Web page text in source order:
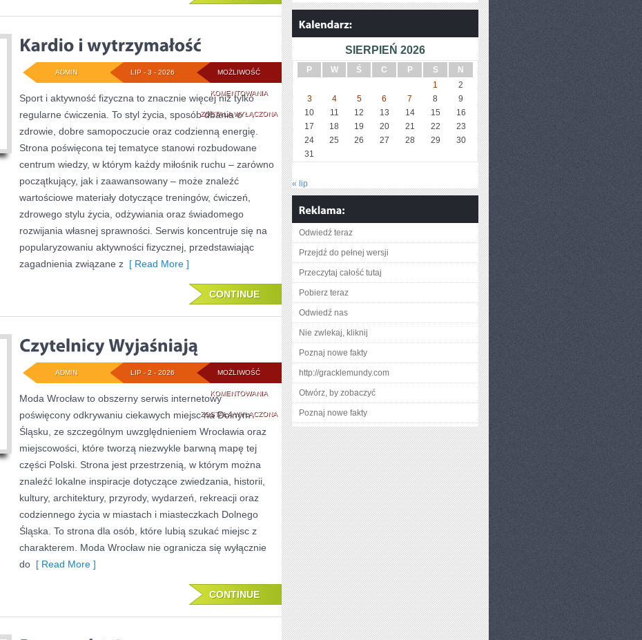
MOŻLIWOŚĆ
KOMENTOWANIAKARDIO
I
WYTRZYMAŁOŚĆ
ZOSTAŁA WYŁĄCZONA
LIP - 3 - 2026
ADMIN
Sport i aktywność fizyczna to znacznie więcej niż tylko
regularne ćwiczenia. To styl życia, sposób dbania o
zdrowie, dobre samopoczucie oraz codzienną energię.
Strona poświęcona tej tematyce stanowi rozbudowane
centrum wiedzy, w którym każdy miłośnik ruchu – zarówno
początkujący, jak i zaawansowany – może znaleźć
wartościowe materiały dotyczące treningów, ćwiczeń,
zdrowego stylu życia, odżywiania oraz świadomego
rozwijania własnej sprawności. Serwis koncentruje się na
popularyzowaniu aktywności fizycznej, przedstawiając
zagadnienia związane z [ Read More ]
CONTINUE
MOŻLIWOŚĆ
KOMENTOWANIACZYTELNICY
WYJAŚNIAJĄ
ZOSTAŁA WYŁĄCZONA
LIP - 2 - 2026
ADMIN
Moda Wrocław to obszerny serwis internetowy
poświęcony odkrywaniu ciekawych miejsc na Dolnym
Śląsku, ze szczególnym uwzględnieniem Wrocławia oraz
miejscowości, które tworzą niezwykle barwną mapę tej
części Polski. Strona jest przestrzenią, w którym można
znaleźć lokalne inspiracje dotyczące zwiedzania, historii,
kultury, architektury, przyrody, wydarzeń, rekreacji oraz
codziennego życia w miastach i miasteczkach Dolnego
Śląska. To strona dla osób, które lubią szukać miejsc z
charakterem. Moda Wrocław nie ogranicza się wyłącznie
do [ Read More ]
CONTINUE
SIERPIEŃ 2026
P W Ś C P S
N
1
2
3
4 5 6 7 8
9
10
11 12 13 14 15
16
17
18 19 20 21 22
23
24
25 26 27 28 29
30
31
« lip
Odwiedź teraz
Przejdź do pełnej wersji
Przeczytaj całość tutaj
Pobierz teraz
Odwiedź nas
Nie zwlekaj, kliknij
Poznaj nowe fakty
http://gracklemundy.com
Otwórz, by zobaczyć
Poznaj nowe fakty